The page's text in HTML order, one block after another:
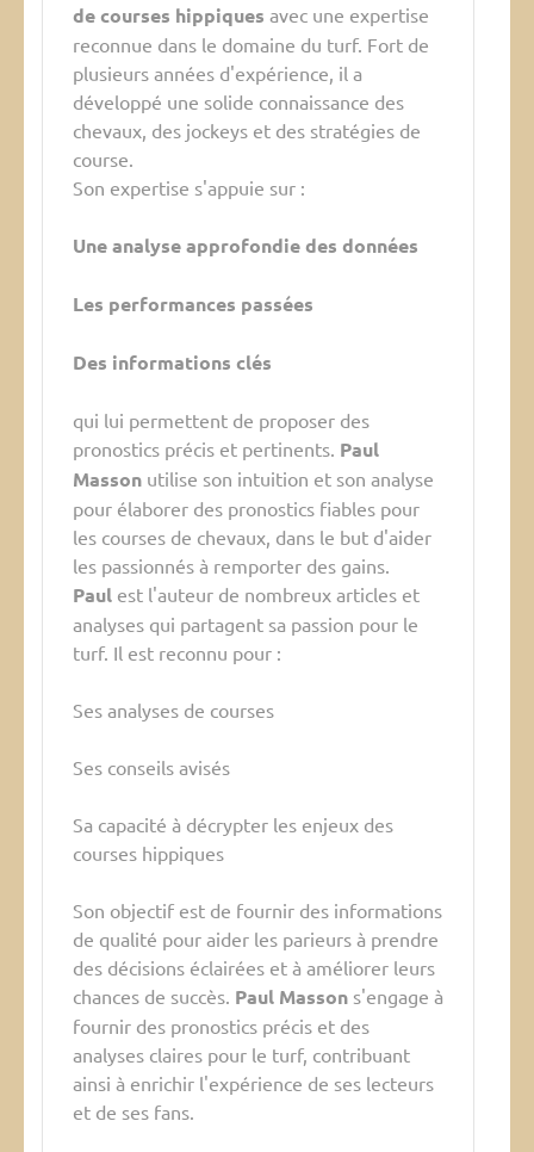
de courses hippiques avec une expertise
reconnue dans le domaine du turf. Fort de
plusieurs années d'expérience, il a
développé une solide connaissance des
chevaux, des jockeys et des stratégies de
course.
Son expertise s'appuie sur :
Une analyse approfondie des données
Les performances passées
Des informations clés
qui lui permettent de proposer des
pronostics précis et pertinents. Paul
Masson utilise son intuition et son analyse
pour élaborer des pronostics fiables pour
les courses de chevaux, dans le but d'aider
les passionnés à remporter des gains.
Paul est l'auteur de nombreux articles et
analyses qui partagent sa passion pour le
turf. Il est reconnu pour :
Ses analyses de courses
Ses conseils avisés
Sa capacité à décrypter les enjeux des
courses hippiques
Son objectif est de fournir des informations
de qualité pour aider les parieurs à prendre
des décisions éclairées et à améliorer leurs
chances de succès. Paul Masson s'engage à
fournir des pronostics précis et des
analyses claires pour le turf, contribuant
ainsi à enrichir l'expérience de ses lecteurs
et de ses fans.